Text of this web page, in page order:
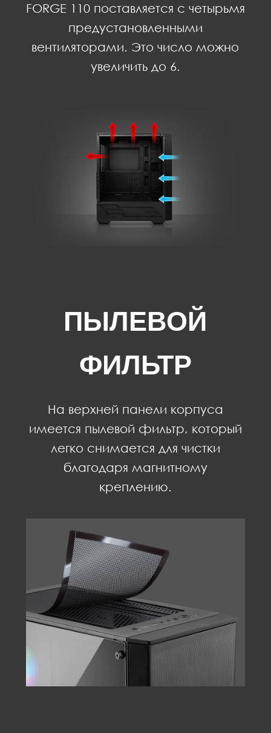
FORGE 110 поставляется с четырьмя
предустановленными
вентиляторами. Это число можно
увеличить до 6.
ПЫЛЕВОЙ
ФИЛЬТР
На верхней панели корпуса
имеется пылевой фильтр, который
легко снимается для чистки
благодаря магнитному
креплению.